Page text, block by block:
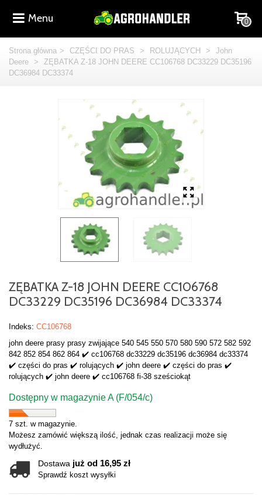
Menu 0
Strona główna > CZĘŚCI DO PRAS > ROLUJĄCYCH >
John
Deere
>
ZĘBATKA Z-18 JOHN DEERE CC106768 DC33229 DC35196
DC36984 DC33374
ZĘBATKA Z-18 JOHN DEERE CC106768
DC33229 DC35196 DC36984 DC33374
Indeks: CC106768
john deere prasy prasy zwijające 540 545 550 570 580 590 572 582 592
842 852 854 862 864 ✔️ cc106768 dc33229 dc35196 dc36984 dc33374
✔️ części do pras ✔️ rolujących ✔️ john deere ✔️ części do pras ✔️
rolujących ✔️ john deere ✔️ cc106768 fi-38 sześciokąt
Dostępny w magazynie A (F/054/c)
7 szt. w magazynie.
Możesz zamówić większą ilość, jednak czas realizacji może się
wydłużyć.
Dostawa już od 16,95 zł
Sprawdź koszt wysyłki